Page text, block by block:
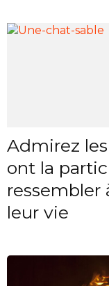
Admirez
ont la
ressembler
leur vie